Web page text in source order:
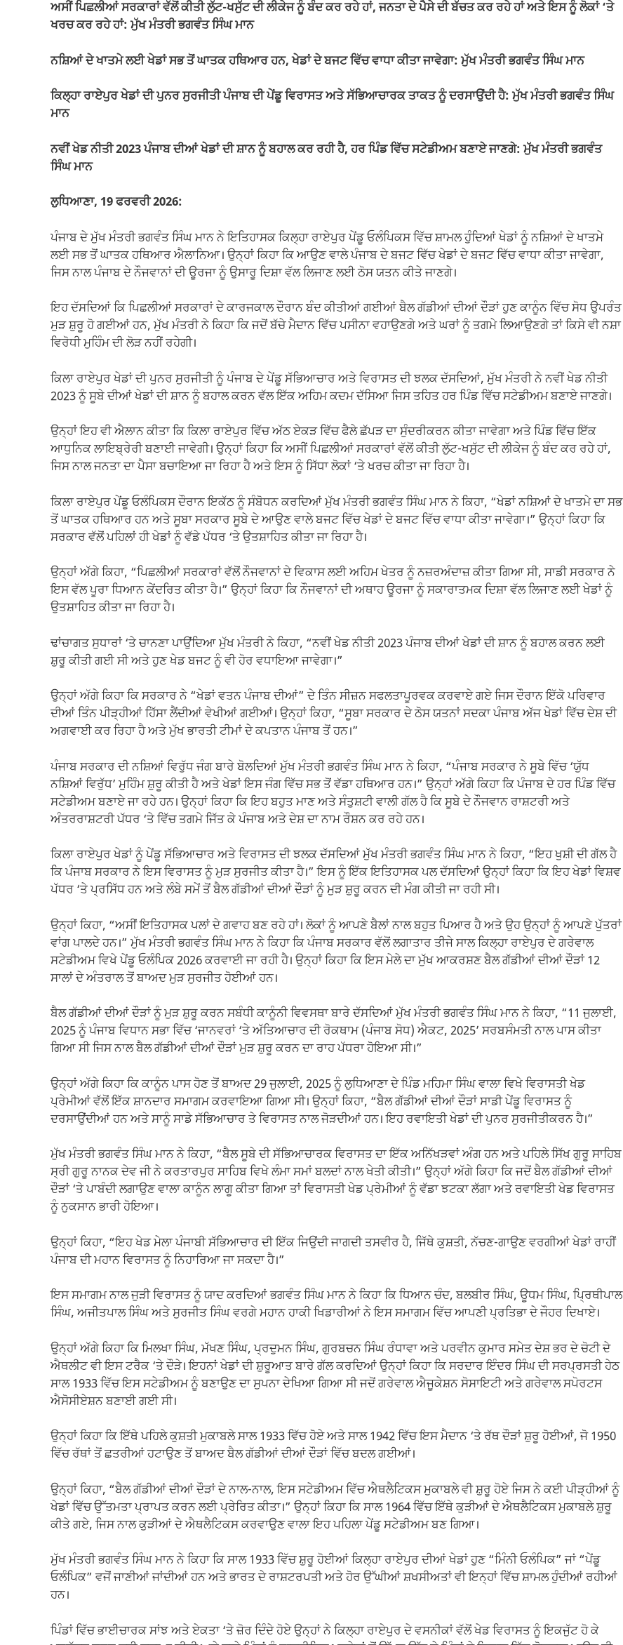
ਅਸੀਂ ਪਿਛਲੀਆਂ ਸਰਕਾਰਾਂ ਵੱਲੋਂ ਕੀਤੀ ਲੁੱਟ-ਖਸੁੱਟ ਦੀ ਲੀਕੇਜ ਨੂੰ ਬੰਦ ਕਰ ਰਹੇ ਹਾਂ, ਜਨਤਾ ਦੇ ਪੈਸੇ ਦੀ ਬੱਚਤ ਕਰ ਰਹੇ ਹਾਂ ਅਤੇ ਇਸ ਨੂੰ ਲੋਕਾਂ ‘ਤੇ
ਖਰਚ ਕਰ ਰਹੇ ਹਾਂ: ਮੁੱਖ ਮੰਤਰੀ ਭਗਵੰਤ ਸਿੰਘ ਮਾਨ
ਨਸ਼ਿਆਂ ਦੇ ਖਾਤਮੇ ਲਈ ਖੇਡਾਂ ਸਭ ਤੋਂ ਘਾਤਕ ਹਥਿਆਰ ਹਨ, ਖੇਡਾਂ ਦੇ ਬਜਟ ਵਿੱਚ ਵਾਧਾ ਕੀਤਾ ਜਾਵੇਗਾ: ਮੁੱਖ ਮੰਤਰੀ ਭਗਵੰਤ ਸਿੰਘ ਮਾਨ
ਕਿਲ੍ਹਾ ਰਾਏਪੁਰ ਖੇਡਾਂ ਦੀ ਪੁਨਰ ਸੁਰਜੀਤੀ ਪੰਜਾਬ ਦੀ ਪੇਂਡੂ ਵਿਰਾਸਤ ਅਤੇ ਸੱਭਿਆਚਾਰਕ ਤਾਕਤ ਨੂੰ ਦਰਸਾਉਂਦੀ ਹੈ: ਮੁੱਖ ਮੰਤਰੀ ਭਗਵੰਤ ਸਿੰਘ
ਮਾਨ
ਨਵੀਂ ਖੇਡ ਨੀਤੀ 2023 ਪੰਜਾਬ ਦੀਆਂ ਖੇਡਾਂ ਦੀ ਸ਼ਾਨ ਨੂੰ ਬਹਾਲ ਕਰ ਰਹੀ ਹੈ, ਹਰ ਪਿੰਡ ਵਿੱਚ ਸਟੇਡੀਅਮ ਬਣਾਏ ਜਾਣਗੇ: ਮੁੱਖ ਮੰਤਰੀ ਭਗਵੰਤ
ਸਿੰਘ ਮਾਨ
ਲੁਧਿਆਣਾ, 19 ਫਰਵਰੀ 2026:
ਪੰਜਾਬ ਦੇ ਮੁੱਖ ਮੰਤਰੀ ਭਗਵੰਤ ਸਿੰਘ ਮਾਨ ਨੇ ਇਤਿਹਾਸਕ ਕਿਲ੍ਹਾ ਰਾਏਪੁਰ ਪੇਂਡੂ ਓਲੰਪਿਕਸ ਵਿੱਚ ਸ਼ਾਮਲ ਹੁੰਦਿਆਂ ਖੇਡਾਂ ਨੂੰ ਨਸ਼ਿਆਂ ਦੇ ਖਾਤਮੇ
ਲਈ ਸਭ ਤੋਂ ਘਾਤਕ ਹਥਿਆਰ ਐਲਾਨਿਆ। ਉਨ੍ਹਾਂ ਕਿਹਾ ਕਿ ਆਉਣ ਵਾਲੇ ਪੰਜਾਬ ਦੇ ਬਜਟ ਵਿੱਚ ਖੇਡਾਂ ਦੇ ਬਜਟ ਵਿੱਚ ਵਾਧਾ ਕੀਤਾ ਜਾਵੇਗਾ,
ਜਿਸ ਨਾਲ ਪੰਜਾਬ ਦੇ ਨੌਜਵਾਨਾਂ ਦੀ ਊਰਜਾ ਨੂੰ ਉਸਾਰੂ ਦਿਸ਼ਾ ਵੱਲ ਲਿਜਾਣ ਲਈ ਠੋਸ ਯਤਨ ਕੀਤੇ ਜਾਣਗੇ।
ਇਹ ਦੱਸਦਿਆਂ ਕਿ ਪਿਛਲੀਆਂ ਸਰਕਾਰਾਂ ਦੇ ਕਾਰਜਕਾਲ ਦੌਰਾਨ ਬੰਦ ਕੀਤੀਆਂ ਗਈਆਂ ਬੈਲ ਗੱਡੀਆਂ ਦੀਆਂ ਦੌੜਾਂ ਹੁਣ ਕਾਨੂੰਨ ਵਿੱਚ ਸੋਧ ਉਪਰੰਤ
ਮੁੜ ਸ਼ੁਰੂ ਹੋ ਗਈਆਂ ਹਨ, ਮੁੱਖ ਮੰਤਰੀ ਨੇ ਕਿਹਾ ਕਿ ਜਦੋਂ ਬੱਚੇ ਮੈਦਾਨ ਵਿੱਚ ਪਸੀਨਾ ਵਹਾਉਣਗੇ ਅਤੇ ਘਰਾਂ ਨੂੰ ਤਗਮੇ ਲਿਆਉਣਗੇ ਤਾਂ ਕਿਸੇ ਵੀ ਨਸ਼ਾ
ਵਿਰੋਧੀ ਮੁਹਿੰਮ ਦੀ ਲੋੜ ਨਹੀਂ ਰਹੇਗੀ।
ਕਿਲਾ ਰਾਏਪੁਰ ਖੇਡਾਂ ਦੀ ਪੁਨਰ ਸੁਰਜੀਤੀ ਨੂੰ ਪੰਜਾਬ ਦੇ ਪੇਂਡੂ ਸੱਭਿਆਚਾਰ ਅਤੇ ਵਿਰਾਸਤ ਦੀ ਝਲਕ ਦੱਸਦਿਆਂ, ਮੁੱਖ ਮੰਤਰੀ ਨੇ ਨਵੀਂ ਖੇਡ ਨੀਤੀ
2023 ਨੂੰ ਸੂਬੇ ਦੀਆਂ ਖੇਡਾਂ ਦੀ ਸ਼ਾਨ ਨੂੰ ਬਹਾਲ ਕਰਨ ਵੱਲ ਇੱਕ ਅਹਿਮ ਕਦਮ ਦੱਸਿਆ ਜਿਸ ਤਹਿਤ ਹਰ ਪਿੰਡ ਵਿੱਚ ਸਟੇਡੀਅਮ ਬਣਾਏ ਜਾਣਗੇ।
ਉਨ੍ਹਾਂ ਇਹ ਵੀ ਐਲਾਨ ਕੀਤਾ ਕਿ ਕਿਲਾ ਰਾਏਪੁਰ ਵਿੱਚ ਅੱਠ ਏਕੜ ਵਿੱਚ ਫੈਲੇ ਛੱਪੜ ਦਾ ਸੁੰਦਰੀਕਰਨ ਕੀਤਾ ਜਾਵੇਗਾ ਅਤੇ ਪਿੰਡ ਵਿੱਚ ਇੱਕ
ਆਧੁਨਿਕ ਲਾਇਬ੍ਰੇਰੀ ਬਣਾਈ ਜਾਵੇਗੀ। ਉਨ੍ਹਾਂ ਕਿਹਾ ਕਿ ਅਸੀਂ ਪਿਛਲੀਆਂ ਸਰਕਾਰਾਂ ਵੱਲੋਂ ਕੀਤੀ ਲੁੱਟ-ਖਸੁੱਟ ਦੀ ਲੀਕੇਜ ਨੂੰ ਬੰਦ ਕਰ ਰਹੇ ਹਾਂ,
ਜਿਸ ਨਾਲ ਜਨਤਾ ਦਾ ਪੈਸਾ ਬਚਾਇਆ ਜਾ ਰਿਹਾ ਹੈ ਅਤੇ ਇਸ ਨੂੰ ਸਿੱਧਾ ਲੋਕਾਂ ‘ਤੇ ਖਰਚ ਕੀਤਾ ਜਾ ਰਿਹਾ ਹੈ।
ਕਿਲਾ ਰਾਏਪੁਰ ਪੇਂਡੂ ਓਲੰਪਿਕਸ ਦੌਰਾਨ ਇਕੱਠ ਨੂੰ ਸੰਬੋਧਨ ਕਰਦਿਆਂ ਮੁੱਖ ਮੰਤਰੀ ਭਗਵੰਤ ਸਿੰਘ ਮਾਨ ਨੇ ਕਿਹਾ, “ਖੇਡਾਂ ਨਸ਼ਿਆਂ ਦੇ ਖਾਤਮੇ ਦਾ ਸਭ
ਤੋਂ ਘਾਤਕ ਹਥਿਆਰ ਹਨ ਅਤੇ ਸੂਬਾ ਸਰਕਾਰ ਸੂਬੇ ਦੇ ਆਉਣ ਵਾਲੇ ਬਜਟ ਵਿੱਚ ਖੇਡਾਂ ਦੇ ਬਜਟ ਵਿੱਚ ਵਾਧਾ ਕੀਤਾ ਜਾਵੇਗਾ।” ਉਨ੍ਹਾਂ ਕਿਹਾ ਕਿ
ਸਰਕਾਰ ਵੱਲੋਂ ਪਹਿਲਾਂ ਹੀ ਖੇਡਾਂ ਨੂੰ ਵੱਡੇ ਪੱਧਰ ‘ਤੇ ਉਤਸ਼ਾਹਿਤ ਕੀਤਾ ਜਾ ਰਿਹਾ ਹੈ।
ਉਨ੍ਹਾਂ ਅੱਗੇ ਕਿਹਾ, “ਪਿਛਲੀਆਂ ਸਰਕਾਰਾਂ ਵੱਲੋਂ ਨੌਜਵਾਨਾਂ ਦੇ ਵਿਕਾਸ ਲਈ ਅਹਿਮ ਖੇਤਰ ਨੂੰ ਨਜ਼ਰਅੰਦਾਜ਼ ਕੀਤਾ ਗਿਆ ਸੀ, ਸਾਡੀ ਸਰਕਾਰ ਨੇ
ਇਸ ਵੱਲ ਪੂਰਾ ਧਿਆਨ ਕੇਂਦਰਿਤ ਕੀਤਾ ਹੈ।” ਉਨ੍ਹਾਂ ਕਿਹਾ ਕਿ ਨੌਜਵਾਨਾਂ ਦੀ ਅਥਾਹ ਊਰਜਾ ਨੂੰ ਸਕਾਰਾਤਮਕ ਦਿਸ਼ਾ ਵੱਲ ਲਿਜਾਣ ਲਈ ਖੇਡਾਂ ਨੂੰ
ਉਤਸ਼ਾਹਿਤ ਕੀਤਾ ਜਾ ਰਿਹਾ ਹੈ।
ਢਾਂਚਾਗਤ ਸੁਧਾਰਾਂ ‘ਤੇ ਚਾਨਣਾ ਪਾਉਂਦਿਆ ਮੁੱਖ ਮੰਤਰੀ ਨੇ ਕਿਹਾ, “ਨਵੀਂ ਖੇਡ ਨੀਤੀ 2023 ਪੰਜਾਬ ਦੀਆਂ ਖੇਡਾਂ ਦੀ ਸ਼ਾਨ ਨੂੰ ਬਹਾਲ ਕਰਨ ਲਈ
ਸ਼ੁਰੂ ਕੀਤੀ ਗਈ ਸੀ ਅਤੇ ਹੁਣ ਖੇਡ ਬਜਟ ਨੂੰ ਵੀ ਹੋਰ ਵਧਾਇਆ ਜਾਵੇਗਾ।”
ਉਨ੍ਹਾਂ ਅੱਗੇ ਕਿਹਾ ਕਿ ਸਰਕਾਰ ਨੇ “ਖੇਡਾਂ ਵਤਨ ਪੰਜਾਬ ਦੀਆਂ” ਦੇ ਤਿੰਨ ਸੀਜ਼ਨ ਸਫਲਤਾਪੂਰਵਕ ਕਰਵਾਏ ਗਏ ਜਿਸ ਦੌਰਾਨ ਇੱਕੋ ਪਰਿਵਾਰ
ਦੀਆਂ ਤਿੰਨ ਪੀੜ੍ਹੀਆਂ ਹਿੱਸਾ ਲੈਂਦੀਆਂ ਵੇਖੀਆਂ ਗਈਆਂ। ਉਨ੍ਹਾਂ ਕਿਹਾ, “ਸੂਬਾ ਸਰਕਾਰ ਦੇ ਠੋਸ ਯਤਨਾਂ ਸਦਕਾ ਪੰਜਾਬ ਅੱਜ ਖੇਡਾਂ ਵਿੱਚ ਦੇਸ਼ ਦੀ
ਅਗਵਾਈ ਕਰ ਰਿਹਾ ਹੈ ਅਤੇ ਮੁੱਖ ਭਾਰਤੀ ਟੀਮਾਂ ਦੇ ਕਪਤਾਨ ਪੰਜਾਬ ਤੋਂ ਹਨ।”
ਪੰਜਾਬ ਸਰਕਾਰ ਦੀ ਨਸ਼ਿਆਂ ਵਿਰੁੱਧ ਜੰਗ ਬਾਰੇ ਬੋਲਦਿਆਂ ਮੁੱਖ ਮੰਤਰੀ ਭਗਵੰਤ ਸਿੰਘ ਮਾਨ ਨੇ ਕਿਹਾ, “ਪੰਜਾਬ ਸਰਕਾਰ ਨੇ ਸੂਬੇ ਵਿੱਚ ‘ਯੁੱਧ
ਨਸ਼ਿਆਂ ਵਿਰੁੱਧ’ ਮੁਹਿੰਮ ਸ਼ੁਰੂ ਕੀਤੀ ਹੈ ਅਤੇ ਖੇਡਾਂ ਇਸ ਜੰਗ ਵਿੱਚ ਸਭ ਤੋਂ ਵੱਡਾ ਹਥਿਆਰ ਹਨ।” ਉਨ੍ਹਾਂ ਅੱਗੇ ਕਿਹਾ ਕਿ ਪੰਜਾਬ ਦੇ ਹਰ ਪਿੰਡ ਵਿੱਚ
ਸਟੇਡੀਅਮ ਬਣਾਏ ਜਾ ਰਹੇ ਹਨ। ਉਨ੍ਹਾਂ ਕਿਹਾ ਕਿ ਇਹ ਬਹੁਤ ਮਾਣ ਅਤੇ ਸੰਤੁਸ਼ਟੀ ਵਾਲੀ ਗੱਲ ਹੈ ਕਿ ਸੂਬੇ ਦੇ ਨੌਜਵਾਨ ਰਾਸ਼ਟਰੀ ਅਤੇ
ਅੰਤਰਰਾਸ਼ਟਰੀ ਪੱਧਰ ‘ਤੇ ਵਿੱਚ ਤਗਮੇ ਜਿੱਤ ਕੇ ਪੰਜਾਬ ਅਤੇ ਦੇਸ਼ ਦਾ ਨਾਮ ਰੌਸ਼ਨ ਕਰ ਰਹੇ ਹਨ।
ਕਿਲਾ ਰਾਏਪੁਰ ਖੇਡਾਂ ਨੂੰ ਪੇਂਡੂ ਸੱਭਿਆਚਾਰ ਅਤੇ ਵਿਰਾਸਤ ਦੀ ਝਲਕ ਦੱਸਦਿਆਂ ਮੁੱਖ ਮੰਤਰੀ ਭਗਵੰਤ ਸਿੰਘ ਮਾਨ ਨੇ ਕਿਹਾ, “ਇਹ ਖੁਸ਼ੀ ਦੀ ਗੱਲ ਹੈ
ਕਿ ਪੰਜਾਬ ਸਰਕਾਰ ਨੇ ਇਸ ਵਿਰਾਸਤ ਨੂੰ ਮੁੜ ਸੁਰਜੀਤ ਕੀਤਾ ਹੈ।” ਇਸ ਨੂੰ ਇੱਕ ਇਤਿਹਾਸਕ ਪਲ ਦੱਸਦਿਆਂ ਉਨ੍ਹਾਂ ਕਿਹਾ ਕਿ ਇਹ ਖੇਡਾਂ ਵਿਸ਼ਵ
ਪੱਧਰ ‘ਤੇ ਪ੍ਰਸਿੱਧ ਹਨ ਅਤੇ ਲੰਬੇ ਸਮੇਂ ਤੋਂ ਬੈਲ ਗੱਡੀਆਂ ਦੀਆਂ ਦੌੜਾਂ ਨੂੰ ਮੁੜ ਸ਼ੁਰੂ ਕਰਨ ਦੀ ਮੰਗ ਕੀਤੀ ਜਾ ਰਹੀ ਸੀ।
ਉਨ੍ਹਾਂ ਕਿਹਾ, “ਅਸੀਂ ਇਤਿਹਾਸਕ ਪਲਾਂ ਦੇ ਗਵਾਹ ਬਣ ਰਹੇ ਹਾਂ। ਲੋਕਾਂ ਨੂੰ ਆਪਣੇ ਬੈਲਾਂ ਨਾਲ ਬਹੁਤ ਪਿਆਰ ਹੈ ਅਤੇ ਉਹ ਉਨ੍ਹਾਂ ਨੂੰ ਆਪਣੇ ਪੁੱਤਰਾਂ
ਵਾਂਗ ਪਾਲਦੇ ਹਨ।” ਮੁੱਖ ਮੰਤਰੀ ਭਗਵੰਤ ਸਿੰਘ ਮਾਨ ਨੇ ਕਿਹਾ ਕਿ ਪੰਜਾਬ ਸਰਕਾਰ ਵੱਲੋਂ ਲਗਾਤਾਰ ਤੀਜੇ ਸਾਲ ਕਿਲ੍ਹਾ ਰਾਏਪੁਰ ਦੇ ਗਰੇਵਾਲ
ਸਟੇਡੀਅਮ ਵਿਖੇ ਪੇਂਡੂ ਓਲੰਪਿਕ 2026 ਕਰਵਾਈ ਜਾ ਰਹੀ ਹੈ। ਉਨ੍ਹਾਂ ਕਿਹਾ ਕਿ ਇਸ ਮੇਲੇ ਦਾ ਮੁੱਖ ਆਕਰਸ਼ਣ ਬੈਲ ਗੱਡੀਆਂ ਦੀਆਂ ਦੌੜਾਂ 12
ਸਾਲਾਂ ਦੇ ਅੰਤਰਾਲ ਤੋਂ ਬਾਅਦ ਮੁੜ ਸੁਰਜੀਤ ਹੋਈਆਂ ਹਨ।
ਬੈਲ ਗੱਡੀਆਂ ਦੀਆਂ ਦੌੜਾਂ ਨੂੰ ਮੁੜ ਸ਼ੁਰੂ ਕਰਨ ਸਬੰਧੀ ਕਾਨੂੰਨੀ ਵਿਵਸਥਾ ਬਾਰੇ ਦੱਸਦਿਆਂ ਮੁੱਖ ਮੰਤਰੀ ਭਗਵੰਤ ਸਿੰਘ ਮਾਨ ਨੇ ਕਿਹਾ, “11 ਜੁਲਾਈ,
2025 ਨੂੰ ਪੰਜਾਬ ਵਿਧਾਨ ਸਭਾ ਵਿੱਚ ‘ਜਾਨਵਰਾਂ ‘ਤੇ ਅੱਤਿਆਚਾਰ ਦੀ ਰੋਕਥਾਮ (ਪੰਜਾਬ ਸੋਧ) ਐਕਟ, 2025’ ਸਰਬਸੰਮਤੀ ਨਾਲ ਪਾਸ ਕੀਤਾ
ਗਿਆ ਸੀ ਜਿਸ ਨਾਲ ਬੈਲ ਗੱਡੀਆਂ ਦੀਆਂ ਦੌੜਾਂ ਮੁੜ ਸ਼ੁਰੂ ਕਰਨ ਦਾ ਰਾਹ ਪੱਧਰਾ ਹੋਇਆ ਸੀ।”
ਉਨ੍ਹਾਂ ਅੱਗੇ ਕਿਹਾ ਕਿ ਕਾਨੂੰਨ ਪਾਸ ਹੋਣ ਤੋਂ ਬਾਅਦ 29 ਜੁਲਾਈ, 2025 ਨੂੰ ਲੁਧਿਆਣਾ ਦੇ ਪਿੰਡ ਮਹਿਮਾ ਸਿੰਘ ਵਾਲਾ ਵਿਖੇ ਵਿਰਾਸਤੀ ਖੇਡ
ਪ੍ਰੇਮੀਆਂ ਵੱਲੋਂ ਇੱਕ ਸ਼ਾਨਦਾਰ ਸਮਾਗਮ ਕਰਵਾਇਆ ਗਿਆ ਸੀ। ਉਨ੍ਹਾਂ ਕਿਹਾ, “ਬੈਲ ਗੱਡੀਆਂ ਦੀਆਂ ਦੌੜਾਂ ਸਾਡੀ ਪੇਂਡੂ ਵਿਰਾਸਤ ਨੂੰ
ਦਰਸਾਉਂਦੀਆਂ ਹਨ ਅਤੇ ਸਾਨੂੰ ਸਾਡੇ ਸੱਭਿਆਚਾਰ ਤੇ ਵਿਰਾਸਤ ਨਾਲ ਜੋੜਦੀਆਂ ਹਨ। ਇਹ ਰਵਾਇਤੀ ਖੇਡਾਂ ਦੀ ਪੁਨਰ ਸੁਰਜੀਤੀਕਰਨ ਹੈ।”
ਮੁੱਖ ਮੰਤਰੀ ਭਗਵੰਤ ਸਿੰਘ ਮਾਨ ਨੇ ਕਿਹਾ, “ਬੈਲ ਸੂਬੇ ਦੀ ਸੱਭਿਆਚਾਰਕ ਵਿਰਾਸਤ ਦਾ ਇੱਕ ਅਨਿੱਖੜਵਾਂ ਅੰਗ ਹਨ ਅਤੇ ਪਹਿਲੇ ਸਿੱਖ ਗੁਰੂ ਸਾਹਿਬ
ਸ੍ਰੀ ਗੁਰੂ ਨਾਨਕ ਦੇਵ ਜੀ ਨੇ ਕਰਤਾਰਪੁਰ ਸਾਹਿਬ ਵਿਖੇ ਲੰਮਾ ਸਮਾਂ ਬਲਦਾਂ ਨਾਲ ਖੇਤੀ ਕੀਤੀ।” ਉਨ੍ਹਾਂ ਅੱਗੇ ਕਿਹਾ ਕਿ ਜਦੋਂ ਬੈਲ ਗੱਡੀਆਂ ਦੀਆਂ
ਦੌੜਾਂ ‘ਤੇ ਪਾਬੰਦੀ ਲਗਾਉਣ ਵਾਲਾ ਕਾਨੂੰਨ ਲਾਗੂ ਕੀਤਾ ਗਿਆ ਤਾਂ ਵਿਰਾਸਤੀ ਖੇਡ ਪ੍ਰੇਮੀਆਂ ਨੂੰ ਵੱਡਾ ਝਟਕਾ ਲੱਗਾ ਅਤੇ ਰਵਾਇਤੀ ਖੇਡ ਵਿਰਾਸਤ
ਨੂੰ ਨੁਕਸਾਨ ਭਾਰੀ ਹੋਇਆ।
ਉਨ੍ਹਾਂ ਕਿਹਾ, “ਇਹ ਖੇਡ ਮੇਲਾ ਪੰਜਾਬੀ ਸੱਭਿਆਚਾਰ ਦੀ ਇੱਕ ਜਿਉਂਦੀ ਜਾਗਦੀ ਤਸਵੀਰ ਹੈ, ਜਿੱਥੇ ਕੁਸ਼ਤੀ, ਨੱਚਣ-ਗਾਉਣ ਵਰਗੀਆਂ ਖੇਡਾਂ ਰਾਹੀਂ
ਪੰਜਾਬ ਦੀ ਮਹਾਨ ਵਿਰਾਸਤ ਨੂੰ ਨਿਹਾਰਿਆ ਜਾ ਸਕਦਾ ਹੈ।”
ਇਸ ਸਮਾਗਮ ਨਾਲ ਜੁੜੀ ਵਿਰਾਸਤ ਨੂੰ ਯਾਦ ਕਰਦਿਆਂ ਭਗਵੰਤ ਸਿੰਘ ਮਾਨ ਨੇ ਕਿਹਾ ਕਿ ਧਿਆਨ ਚੰਦ, ਬਲਬੀਰ ਸਿੰਘ, ਊਧਮ ਸਿੰਘ, ਪ੍ਰਿਥੀਪਾਲ
ਸਿੰਘ, ਅਜੀਤਪਾਲ ਸਿੰਘ ਅਤੇ ਸੁਰਜੀਤ ਸਿੰਘ ਵਰਗੇ ਮਹਾਨ ਹਾਕੀ ਖਿਡਾਰੀਆਂ ਨੇ ਇਸ ਸਮਾਗਮ ਵਿੱਚ ਆਪਣੀ ਪ੍ਰਤਿਭਾ ਦੇ ਜੌਹਰ ਦਿਖਾਏ।
ਉਨ੍ਹਾਂ ਅੱਗੇ ਕਿਹਾ ਕਿ ਮਿਲਖਾ ਸਿੰਘ, ਮੱਖਣ ਸਿੰਘ, ਪ੍ਰਦੁਮਨ ਸਿੰਘ, ਗੁਰਬਚਨ ਸਿੰਘ ਰੰਧਾਵਾ ਅਤੇ ਪਰਵੀਨ ਕੁਮਾਰ ਸਮੇਤ ਦੇਸ਼ ਭਰ ਦੇ ਚੋਟੀ ਦੇ
ਐਥਲੀਟ ਵੀ ਇਸ ਟਰੈਕ ‘ਤੇ ਦੌੜੇ। ਇਹਨਾਂ ਖੇਡਾਂ ਦੀ ਸ਼ੁਰੂਆਤ ਬਾਰੇ ਗੱਲ ਕਰਦਿਆਂ ਉਨ੍ਹਾਂ ਕਿਹਾ ਕਿ ਸਰਦਾਰ ਇੰਦਰ ਸਿੰਘ ਦੀ ਸਰਪ੍ਰਸਤੀ ਹੇਠ
ਸਾਲ 1933 ਵਿੱਚ ਇਸ ਸਟੇਡੀਅਮ ਨੂੰ ਬਣਾਉਣ ਦਾ ਸੁਪਨਾ ਦੇਖਿਆ ਗਿਆ ਸੀ ਜਦੋਂ ਗਰੇਵਾਲ ਐਜੂਕੇਸ਼ਨ ਸੋਸਾਇਟੀ ਅਤੇ ਗਰੇਵਾਲ ਸਪੋਰਟਸ
ਐਸੋਸੀਏਸ਼ਨ ਬਣਾਈ ਗਈ ਸੀ।
ਉਨ੍ਹਾਂ ਕਿਹਾ ਕਿ ਇੱਥੇ ਪਹਿਲੇ ਕੁਸ਼ਤੀ ਮੁਕਾਬਲੇ ਸਾਲ 1933 ਵਿੱਚ ਹੋਏ ਅਤੇ ਸਾਲ 1942 ਵਿੱਚ ਇਸ ਮੈਦਾਨ ‘ਤੇ ਰੱਥ ਦੌੜਾਂ ਸ਼ੁਰੂ ਹੋਈਆਂ, ਜੋ 1950
ਵਿੱਚ ਰੱਥਾਂ ਤੋਂ ਛਤਰੀਆਂ ਹਟਾਉਣ ਤੋਂ ਬਾਅਦ ਬੈਲ ਗੱਡੀਆਂ ਦੀਆਂ ਦੌੜਾਂ ਵਿੱਚ ਬਦਲ ਗਈਆਂ।
ਉਨ੍ਹਾਂ ਕਿਹਾ, “ਬੈਲ ਗੱਡੀਆਂ ਦੀਆਂ ਦੌੜਾਂ ਦੇ ਨਾਲ-ਨਾਲ, ਇਸ ਸਟੇਡੀਅਮ ਵਿੱਚ ਐਥਲੈਟਿਕਸ ਮੁਕਾਬਲੇ ਵੀ ਸ਼ੁਰੂ ਹੋਏ ਜਿਸ ਨੇ ਕਈ ਪੀੜ੍ਹੀਆਂ ਨੂੰ
ਖੇਡਾਂ ਵਿੱਚ ਉੱਤਮਤਾ ਪ੍ਰਾਪਤ ਕਰਨ ਲਈ ਪ੍ਰੇਰਿਤ ਕੀਤਾ।” ਉਨ੍ਹਾਂ ਕਿਹਾ ਕਿ ਸਾਲ 1964 ਵਿੱਚ ਇੱਥੇ ਕੁੜੀਆਂ ਦੇ ਐਥਲੈਟਿਕਸ ਮੁਕਾਬਲੇ ਸ਼ੁਰੂ
ਕੀਤੇ ਗਏ, ਜਿਸ ਨਾਲ ਕੁੜੀਆਂ ਦੇ ਐਥਲੈਟਿਕਸ ਕਰਵਾਉਣ ਵਾਲਾ ਇਹ ਪਹਿਲਾ ਪੇਂਡੂ ਸਟੇਡੀਅਮ ਬਣ ਗਿਆ।
ਮੁੱਖ ਮੰਤਰੀ ਭਗਵੰਤ ਸਿੰਘ ਮਾਨ ਨੇ ਕਿਹਾ ਕਿ ਸਾਲ 1933 ਵਿੱਚ ਸ਼ੁਰੂ ਹੋਈਆਂ ਕਿਲ੍ਹਾ ਰਾਏਪੁਰ ਦੀਆਂ ਖੇਡਾਂ ਹੁਣ “ਮਿੰਨੀ ਓਲੰਪਿਕ” ਜਾਂ “ਪੇਂਡੂ
ਓਲੰਪਿਕ” ਵਜੋਂ ਜਾਣੀਆਂ ਜਾਂਦੀਆਂ ਹਨ ਅਤੇ ਭਾਰਤ ਦੇ ਰਾਸ਼ਟਰਪਤੀ ਅਤੇ ਹੋਰ ਉੱਘੀਆਂ ਸ਼ਖਸੀਅਤਾਂ ਵੀ ਇਨ੍ਹਾਂ ਵਿੱਚ ਸ਼ਾਮਲ ਹੁੰਦੀਆਂ ਰਹੀਆਂ
ਹਨ।
ਪਿੰਡਾਂ ਵਿੱਚ ਭਾਈਚਾਰਕ ਸਾਂਝ ਅਤੇ ਏਕਤਾ ‘ਤੇ ਜ਼ੋਰ ਦਿੰਦੇ ਹੋਏ ਉਨ੍ਹਾਂ ਨੇ ਕਿਲ੍ਹਾ ਰਾਏਪੁਰ ਦੇ ਵਸਨੀਕਾਂ ਵੱਲੋਂ ਖੇਡ ਵਿਰਾਸਤ ਨੂੰ ਇਕਜੁੱਟ ਹੋ ਕੇ